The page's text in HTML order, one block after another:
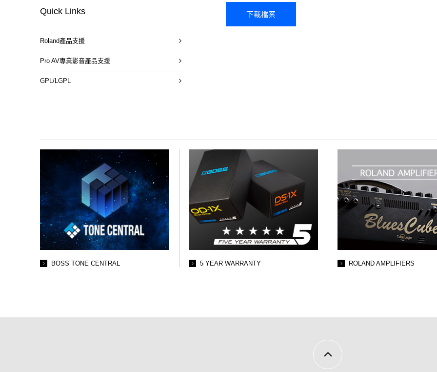
Quick Links
Roland產品支援
Pro AV專業影音產品支援
GPL/LGPL
BOSS TONE CENTRAL 5 YEAR WARRANTY ROLAND AMPLIFIERS